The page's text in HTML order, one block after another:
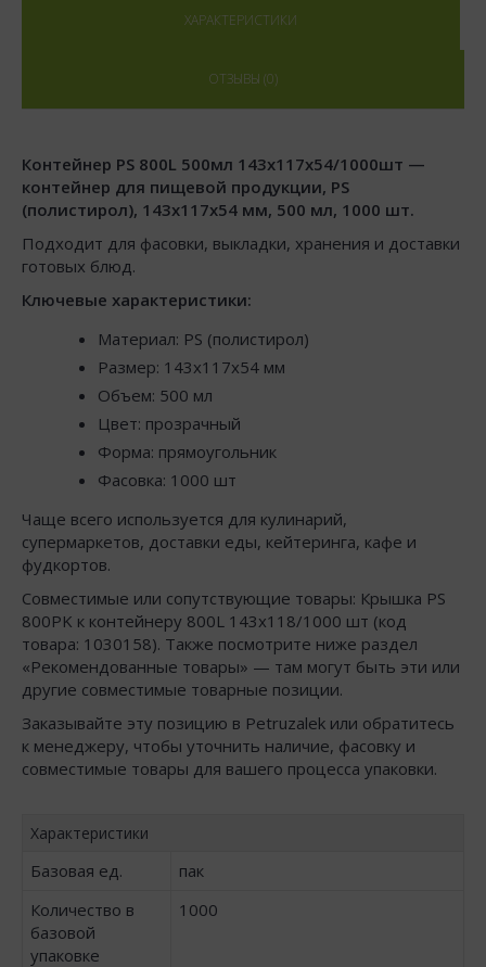
ХАРАКТЕРИСТИКИ
ОТЗЫВЫ (0)
Контейнер PS 800L 500мл 143х117х54/1000шт —
контейнер для пищевой продукции, PS
(полистирол), 143x117x54 мм, 500 мл, 1000 шт.
Подходит для фасовки, выкладки, хранения и доставки
готовых блюд.
Ключевые характеристики:
Материал: PS (полистирол)
Размер: 143x117x54 мм
Объем: 500 мл
Цвет: прозрачный
Форма: прямоугольник
Фасовка: 1000 шт
Чаще всего используется для кулинарий,
супермаркетов, доставки еды, кейтеринга, кафе и
фудкортов.
Совместимые или сопутствующие товары: Крышка PS
800PK к контейнеру 800L 143х118/1000 шт (код
товара: 1030158). Также посмотрите ниже раздел
«Рекомендованные товары» — там могут быть эти или
другие совместимые товарные позиции.
Заказывайте эту позицию в Petruzalek или обратитесь
к менеджеру, чтобы уточнить наличие, фасовку и
совместимые товары для вашего процесса упаковки.
Характеристики
Базовая ед.
пак
Количество в
базовой
упаковке
1000